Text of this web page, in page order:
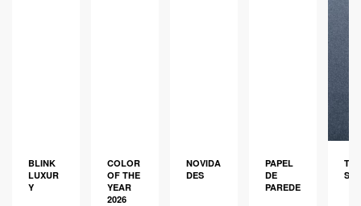
BLINK
LUXUR
Y
COLOR
OF THE
YEAR
2026
NOVIDA
DES
PAPEL
DE
PAREDE
S